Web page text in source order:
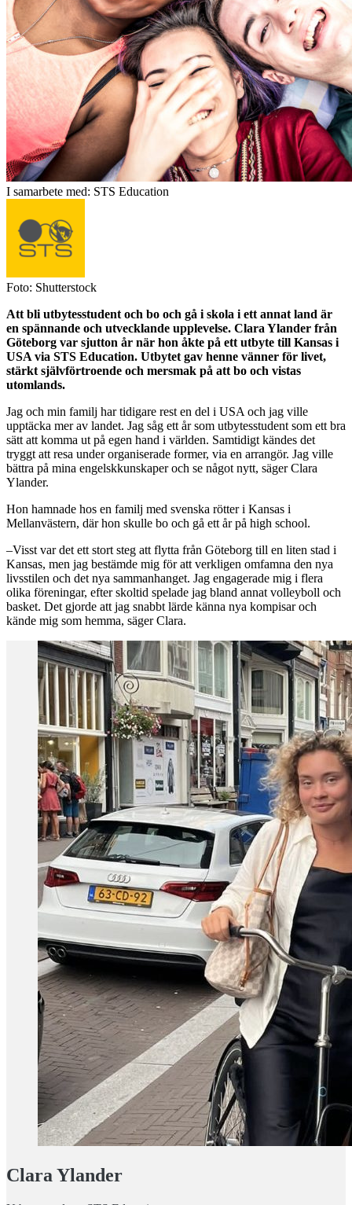
I samarbete med: STS Education
Foto: Shutterstock
Att bli utbytesstudent och bo och gå i skola i ett annat land är
en spännande och utvecklande upplevelse. Clara Ylander från
Göteborg var sjutton år när hon åkte på ett utbyte till Kansas i
USA via STS Education. Utbytet gav henne vänner för livet,
stärkt självförtroende och mersmak på att bo och vistas
utomlands.
Jag och min familj har tidigare rest en del i USA och jag ville
upptäcka mer av landet. Jag såg ett år som utbytesstudent som ett bra
sätt att komma ut på egen hand i världen. Samtidigt kändes det
tryggt att resa under organiserade former, via en arrangör. Jag ville
bättra på mina engelskkunskaper och se något nytt, säger Clara
Ylander.
Hon hamnade hos en familj med svenska rötter i Kansas i
Mellanvästern, där hon skulle bo och gå ett år på high school.
–Visst var det ett stort steg att flytta från Göteborg till en liten stad i
Kansas, men jag bestämde mig för att verkligen omfamna den nya
livsstilen och det nya sammanhanget. Jag engagerade mig i flera
olika föreningar, efter skoltid spelade jag bland annat volleyboll och
basket. Det gjorde att jag snabbt lärde känna nya kompisar och
kände mig som hemma, säger Clara.
Clara Ylander